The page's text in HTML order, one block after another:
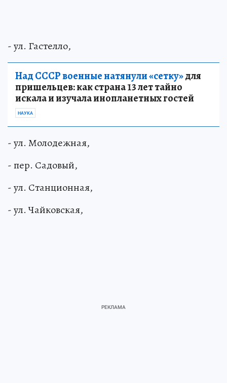
- ул. Гастелло,
Над СССР военные натянули «сетку»для
пришельцев: как страна 13 лет тайно
искала и изучала инопланетных гостей
НАУКА
- ул. Молодежная,
- пер. Садовый,
- ул. Станционная,
- ул. Чайковская,